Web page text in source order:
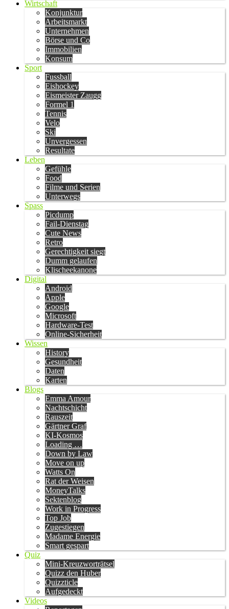
Wirtschaft
Konjunktur
Arbeitsmarkt
Unternehmen
Börse und Co
Immobilien
Konsum
Sport
Fussball
Eishockey
Eismeister Zaugg
Formel 1
Tennis
Velo
Ski
Unvergessen
Resultate
Leben
Gefühle
Food
Filme und Serien
Unterwegs
Spass
Picdump
Fail-Dienstag
Cute News
Retro
Gerechtigkeit siegt
Dumm gelaufen
Klischeekanone
Digital
Android
Apple
Google
Microsoft
Hardware-Test
Online-Sicherheit
Wissen
History
Gesundheit
Daten
Karten
Blogs
Emma Amour
Nachtschicht
Rauszeit
Gärtner Graf
KI-Kosmos
Loading …
Down by Law
Move on up
Watts On
Rat der Weisen
MoneyTalks
Sektenblog
Work in Progress
Top Job
Zugestiegen
Madame Energie
Smart gespart
Quiz
Mini-Kreuzworträtsel
Quizz den Huber
Quizzticle
Aufgedeckt
Videos